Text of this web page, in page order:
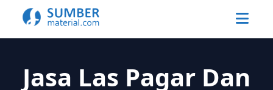
Jasa Las Pagar Dan